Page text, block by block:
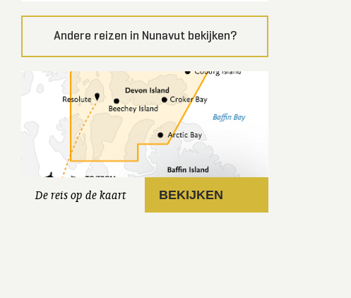
Andere reizen in Nunavut bekijken?
De reis op de kaart BEKIJKEN